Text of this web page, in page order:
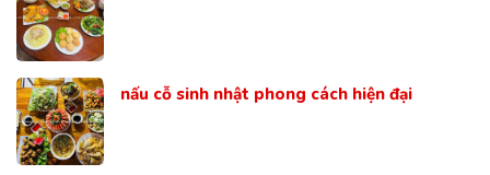
nấu cỗ sinh nhật phong cách hiện đại